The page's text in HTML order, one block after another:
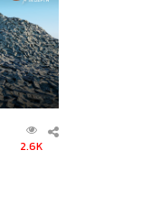
2.6K